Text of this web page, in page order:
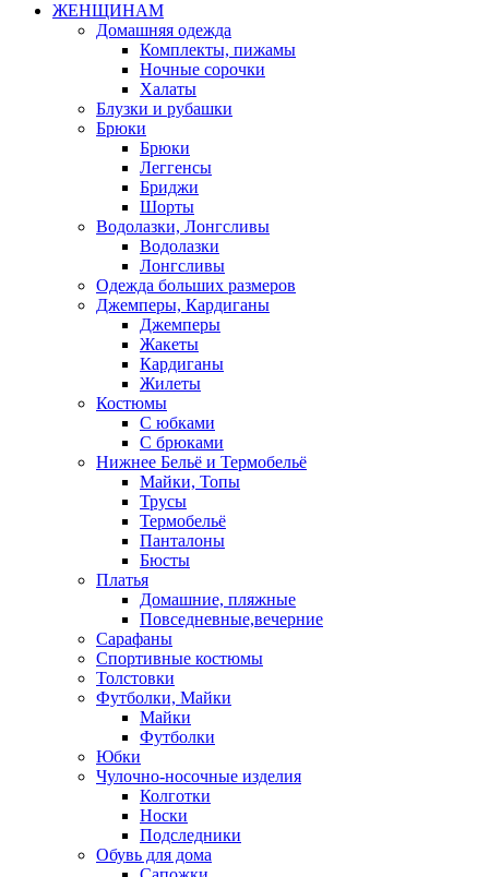
ЖЕНЩИНАМ
Домашняя одежда
Комплекты, пижамы
Ночные сорочки
Халаты
Блузки и рубашки
Брюки
Брюки
Леггенсы
Бриджи
Шорты
Водолазки, Лонгсливы
Водолазки
Лонгсливы
Одежда больших размеров
Джемперы, Кардиганы
Джемперы
Жакеты
Кардиганы
Жилеты
Костюмы
С юбками
С брюками
Нижнее Бельё и Термобельё
Майки, Топы
Трусы
Термобельё
Панталоны
Бюсты
Платья
Домашние, пляжные
Повседневные,вечерние
Сарафаны
Спортивные костюмы
Толстовки
Футболки, Майки
Майки
Футболки
Юбки
Чулочно-носочные изделия
Колготки
Носки
Подследники
Обувь для дома